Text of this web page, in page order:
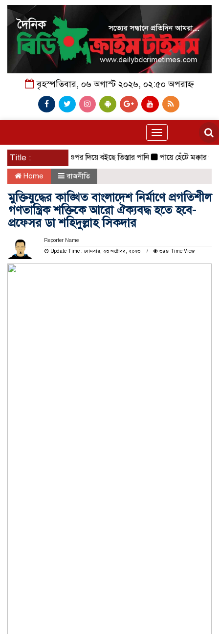
বৃহস্পতিবার, ০৬ অগাস্ট ২০২৬, ০২:৫০ অপরাহ্ন
Toggle
navigation
Title :
১৩ সে. মি. ওপর দিয়ে বইছে তিস্তার পানি পায়ে হেঁটে মক্কার পথে
Home রাজনীতি
মুক্তিযুদ্ধের কাঙ্খিত বাংলাদেশ নির্মাণে প্রগতিশীল
গণতান্ত্রিক শক্তিকে আরো ঐক্যবদ্ধ হতে হবে-
প্রফেসর ডা শহিদুল্লাহ সিকদার
Reporter Name
Update Time : সোমবার, ২৩ অক্টোবর, ২০২৩
৩৪৪ Time View